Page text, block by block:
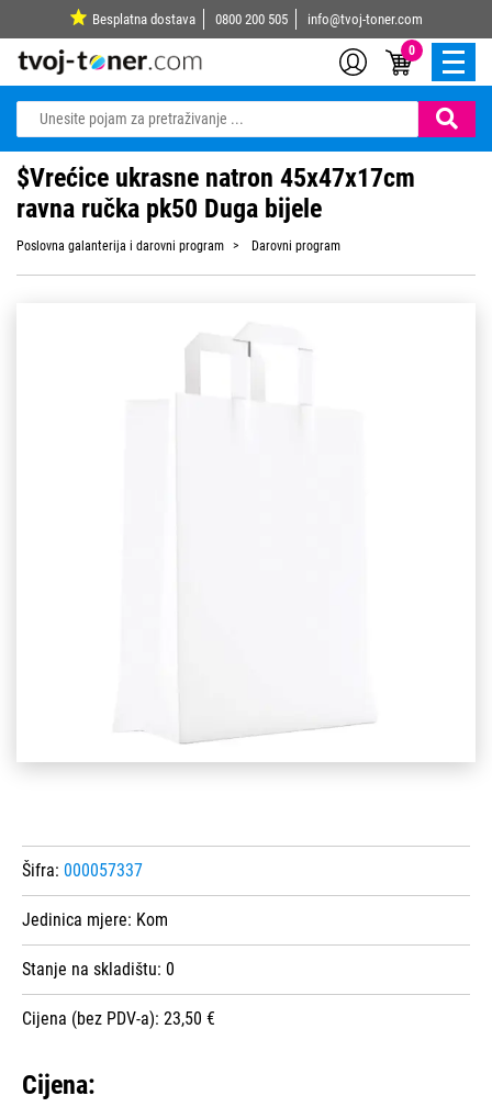
Besplatna dostava 0800 200 505 info@tvoj-toner.com
0
$Vrećice ukrasne natron 45x47x17cm
ravna ručka pk50 Duga bijele
Poslovna galanterija i darovni program Darovni program
Šifra: 000057337
Jedinica mjere: Kom
Stanje na skladištu: 0
Cijena (bez PDV-a): 23,50 €
Cijena: